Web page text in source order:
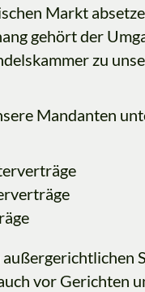
Markt
gehört der
zu
Mandanten
vor Gerichten